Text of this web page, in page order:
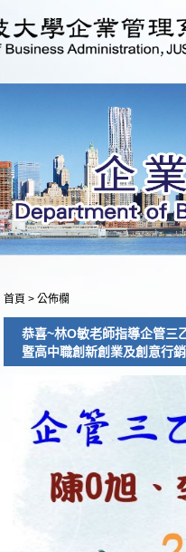
首頁 > 公佈欄
恭喜~林O敏老師指導企管三
暨高中職創新創業及創意行